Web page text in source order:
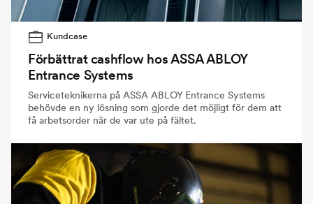
Kundcase
Förbättrat cashflow hos ASSA ABLOY
Entrance Systems
Serviceteknikerna på ASSA ABLOY Entrance Systems
behövde en ny lösning som gjorde det möjligt för dem att
få arbetsorder när de var ute på fältet.